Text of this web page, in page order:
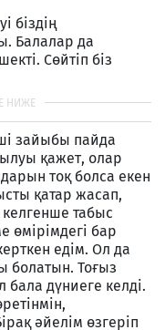
біздің
Балалар да
Сөйтіп біз
зайыбы пайда
қажет, олар
тоқ болса екен
қатар жасап,
табыс
өмірімдегі бар
едім. Ол да
болатын. Тоғыз
бала дүниеге келді.
әйелім өзгеріп